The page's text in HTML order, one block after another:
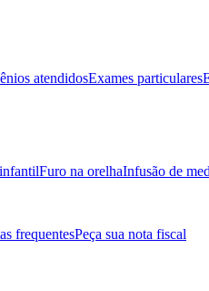
atendidosExames particulares
Furo na orelhaInfusão de
frequentesPeça sua nota fiscal